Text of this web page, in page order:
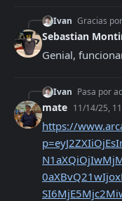
Ivan Gracias
Sebastian
Genial,
Ivan Pasa por
mate 11/14/25,
https://